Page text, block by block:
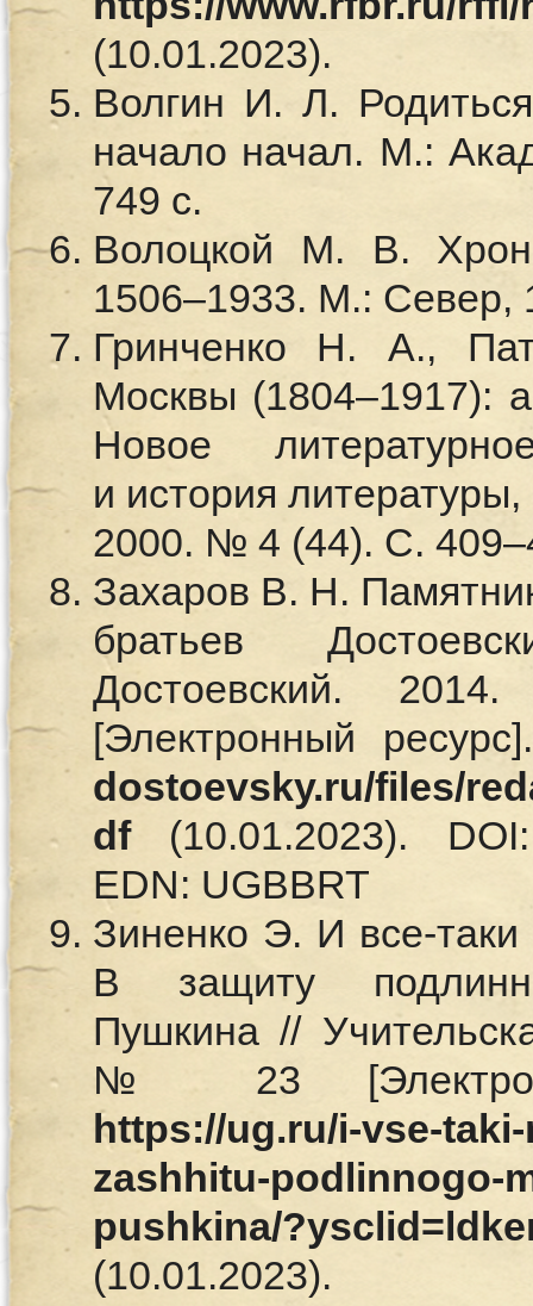
(10.01.2023).
Волгин И. Л.
начало начал. М.:
749 с.
Волоцкой М. В.
1506–1933. М.: Север,
Гринченко Н. А.,
Москвы (1804–1917):
Новое
и история
2000. № 4 (44). С.
Захаров В. Н.
братьев
Достоевский.
[Электронный
dostoevsky.ru/files/
df(10.01.2023). DOI:
EDN: UGBBRT
Зиненко Э. И все-
В защиту
Пушкина //
№ 23
https://ug.ru/i-vse-
zashhitu-podlinnogo-
pushkina/
(10.01.2023).